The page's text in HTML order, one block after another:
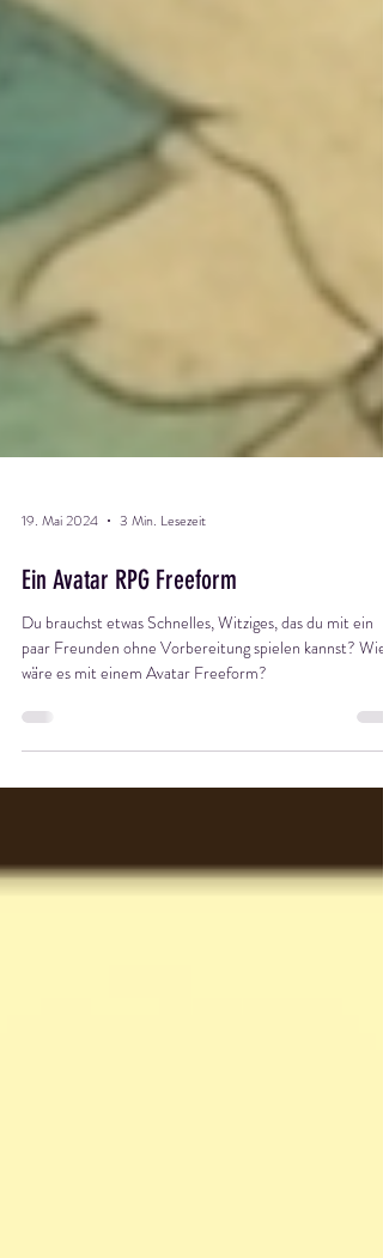
19. Mai 2024 3 Min. Lesezeit
Ein Avatar RPG Freeform
paar Freunden ohne Vorbereitung spielen kannst? Wie
wäre es mit einem Avatar Freeform?